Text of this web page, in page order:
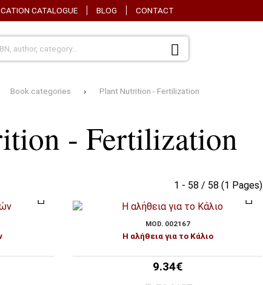
CATALOGUE BLOG CONTACT
Book categories Plant Nutrition - Fertilization
- Fertilization
1 - 58 / 58 (1 Pages)
MOD. 002167
Η αλήθεια για το Κάλιο
9.34€